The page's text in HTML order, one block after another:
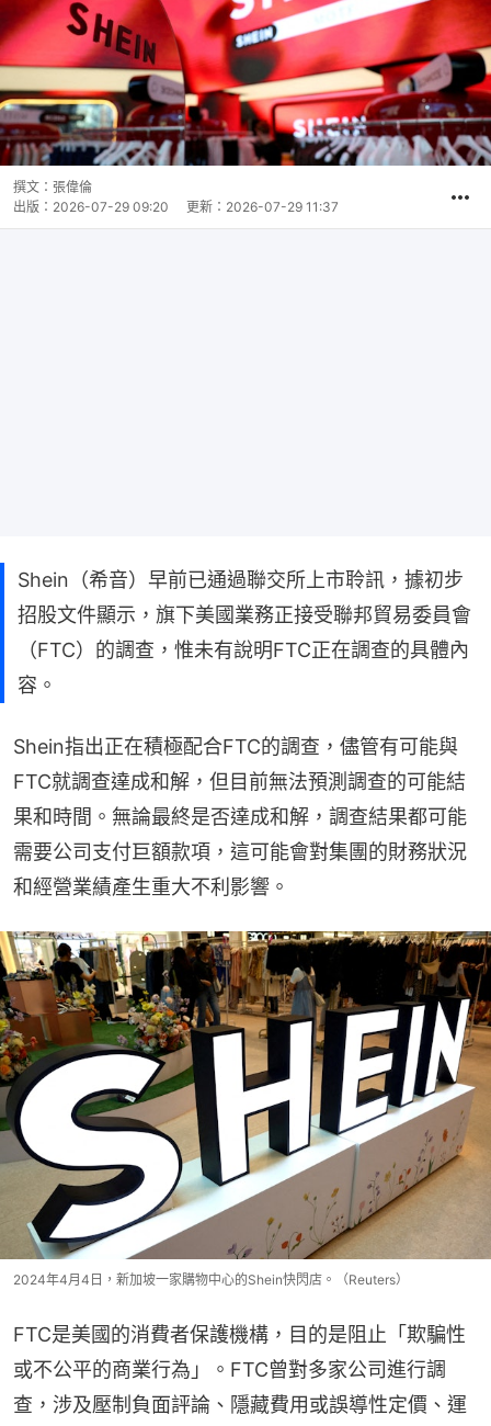
撰文： 張偉倫
出版： 2026-07-29 09:20 更新： 2026-07-29 11:37
Shein（希音）早前已通過聯交所上市聆訊，據初步
招股文件顯示，旗下美國業務正接受聯邦貿易委員會
（FTC）的調查，惟未有說明FTC正在調查的具體內
容。
Shein指出正在積極配合FTC的調查，儘管有可能與
FTC就調查達成和解，但目前無法預測調查的可能結
果和時間。無論最終是否達成和解，調查結果都可能
需要公司支付巨額款項，這可能會對集團的財務狀況
和經營業績產生重大不利影響。
2024年4月4日，新加坡一家購物中心的Shein快閃店。（Reuters）
FTC是美國的消費者保護機構，目的是阻止「欺騙性
或不公平的商業行為」。FTC曾對多家公司進行調
查，涉及壓制負面評論、隱藏費用或誤導性定價、運